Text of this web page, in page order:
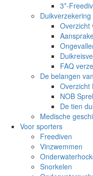
3*-
Duikverzekering
Overzicht
FAQ
De belangen
Overzicht
NOB
De tien
Medische
Voor sporters
Freediven
Vinzwemmen
Snorkelen